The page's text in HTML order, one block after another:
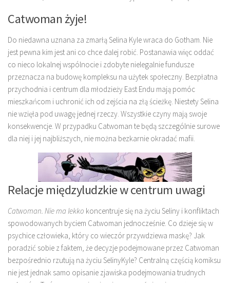
Catwoman żyje!
Do niedawna uznana za zmarłą Selina Kyle wraca do Gotham. Nie
jest pewna kim jest ani co chce dalej robić. Postanawia więc oddać
co nieco lokalnej wspólnocie i zdobyte nielegalnie fundusze
przeznacza na budowę kompleksu na użytek społeczny. Bezpłatna
przychodnia i centrum dla młodzieży East Endu mają pomóc
mieszkańcom i uchronić ich od zejścia na złą ścieżkę. Niestety Selina
nie wzięła pod uwagę jednej rzeczy. Wszystkie czyny mają swoje
konsekwencje. W przypadku Catwoman te będą szczególnie surowe
dla niej i jej najbliższych, nie można bezkarnie okradać mafii.
Relacje międzyludzkie w centrum uwagi
Catwoman. Nie ma lekko koncentruje się na życiu Seliny i konfliktach
spowodowanych byciem Catwoman jednocześnie. Co dzieje się w
psychice człowieka, który co wieczór przywdziewa maskę? Jak
poradzić sobie z faktem, że decyzje podejmowane przez Catwoman
bezpośrednio rzutują na życiu SelinyKyle? Centralną częścią komiksu
nie jest jednak samo opisanie zjawiska podejmowania trudnych